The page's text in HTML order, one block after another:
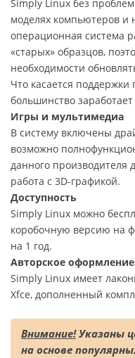
Simply Linux без
моделях компьютеров и
операционная система
«старых» образцов,
необходимости
Что касается
большинство заработает
Игры и мультимедиа
В систему включены
возможно
данного производителя
работа с 3D-графикой.
Доступность
Simply Linux можно
коробочную версию на
на 1 год.
Авторское оформление
Simply Linux имеет
Xfce, дополненный
Внимание! Указаны
на основе